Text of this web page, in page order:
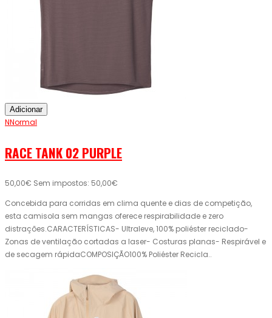
Adicionar
NNormal
RACE TANK 02 PURPLE
50,00€ Sem impostos: 50,00€
Concebida para corridas em clima quente e dias de competição,
esta camisola sem mangas oferece respirabilidade e zero
distrações.CARACTERÍSTICAS- Ultraleve, 100% poliéster reciclado-
Zonas de ventilação cortadas a laser- Costuras planas- Respirável e
de secagem rápidaCOMPOSIÇÃO100% Poliéster Recicla..